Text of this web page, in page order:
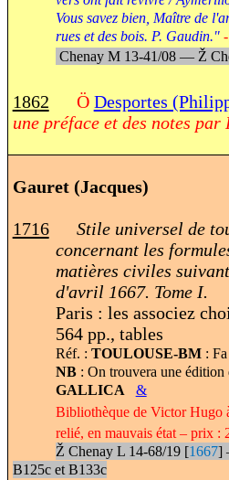
Vous savez bien, Maître de
rues et des bois. P. Gaudin."
Chenay M 13-41/08 — Ž
1862 Ö Desportes
une préface et des notes par
Gauret (Jacques)
1716
Stile universel de
concernant les
matières civiles
d'avril 1667. Tome I.
Paris : les associez
564 pp., tables
Réf. : TOULOUSE-BM: Fa
NB: On trouvera une édition
GALLICA
&
Bibliothèque de Victor
relié, en mauvais état – prix :
Ž Chenay L 14-68/19 [1667]
B125c et B133c